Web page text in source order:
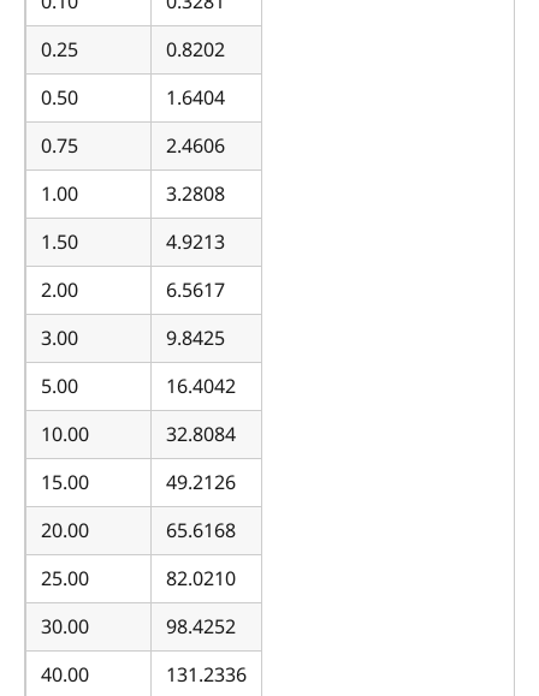
0.25
0.8202
0.50
1.6404
0.75
2.4606
1.00
3.2808
1.50
4.9213
2.00
6.5617
3.00
9.8425
5.00
16.4042
10.00
32.8084
15.00
49.2126
20.00
65.6168
25.00
82.0210
30.00
98.4252
40.00
131.2336